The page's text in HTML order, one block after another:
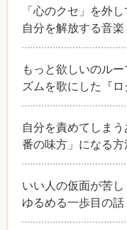
「心のクセ」を外
自分を解放する音楽
もっと欲しいのル
ズムを歌にした『ロ
自分を責めてしま
番の味方」になる
いい人の仮面が苦
ゆるめる一歩目の話